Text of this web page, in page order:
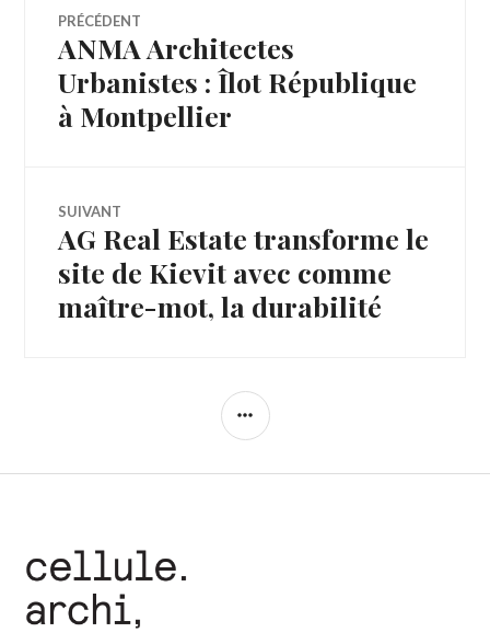
de
l’article
PRÉCÉDENT
Article
précédent :
ANMA Architectes
Urbanistes : Îlot République
à Montpellier
SUIVANT
Article
Suivant:
AG Real Estate transforme le
site de Kievit avec comme
maître-mot, la durabilité
COLONNE